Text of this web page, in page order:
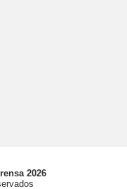
2026